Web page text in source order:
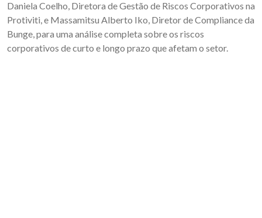
Daniela Coelho, Diretora de Gestão de Riscos Corporativos na
Protiviti, e Massamitsu Alberto Iko, Diretor de Compliance da
Bunge, para uma análise completa sobre os riscos
corporativos de curto e longo prazo que afetam o setor.